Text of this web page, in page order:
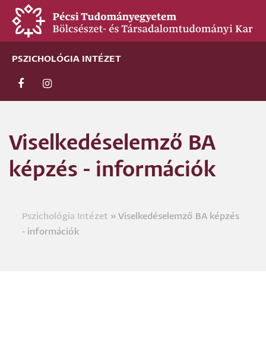
Ugrás
tartalomra
PSZICHOLÓGIA INTÉZET
Viselkedéselemző BA
képzés - információk
Morzsa
Pszichológia Intézet
Viselkedéselemző BA képzés
- információk